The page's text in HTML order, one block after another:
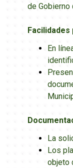
de
En
La
Los
objeto